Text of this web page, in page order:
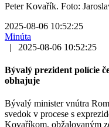
Peter Kovařík. Foto:
2025-08-06 10:52:25
Minúta
|
2025-08-06 10:52:25
Bývalý prezident polície
obhajuje
Bývalý minister vnútra
svedok v procese s
Kovaříkom, obžalovaným